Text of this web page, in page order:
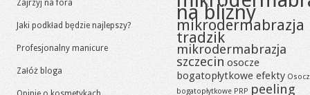
Zajrzyj na fora
Jaki podkład będzie najlepszy?
Profesjonalny manicure
Załóż bloga
na blizny
mikrodermabrazja
tradzik
mikrodermabrazja
szczecin osocze
bogatopłytkowe efekty
bogatopłytkowe PRP peeling